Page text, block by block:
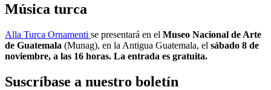
Música turca
Alla Turca Ornamenti se presentará en el Museo Nacional de Arte
de Guatemala (Munag), en la Antigua Guatemala, el sábado 8 de
noviembre, a las 16 horas. La entrada es gratuita.
Suscríbase a nuestro boletín